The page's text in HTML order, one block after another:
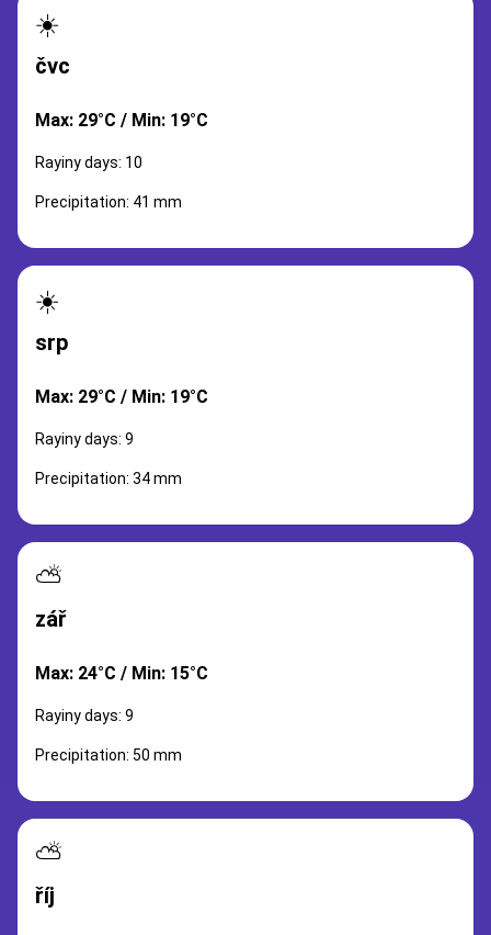
☀️
čvc
Max: 29°C / Min: 19°C
Rayiny days: 10
Precipitation: 41 mm
☀️
srp
Max: 29°C / Min: 19°C
Rayiny days: 9
Precipitation: 34 mm
⛅
zář
Max: 24°C / Min: 15°C
Rayiny days: 9
Precipitation: 50 mm
⛅
říj